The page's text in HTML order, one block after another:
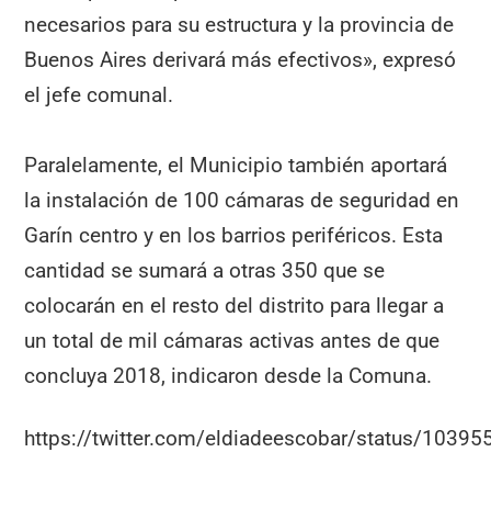
necesarios para su estructura y la provincia de
Buenos Aires derivará más efectivos», expresó
el jefe comunal.
Paralelamente, el Municipio también aportará
la instalación de 100 cámaras de seguridad en
Garín centro y en los barrios periféricos. Esta
cantidad se sumará a otras 350 que se
colocarán en el resto del distrito para llegar a
un total de mil cámaras activas antes de que
concluya 2018, indicaron desde la Comuna.
https://twitter.com/eldiadeescobar/status/